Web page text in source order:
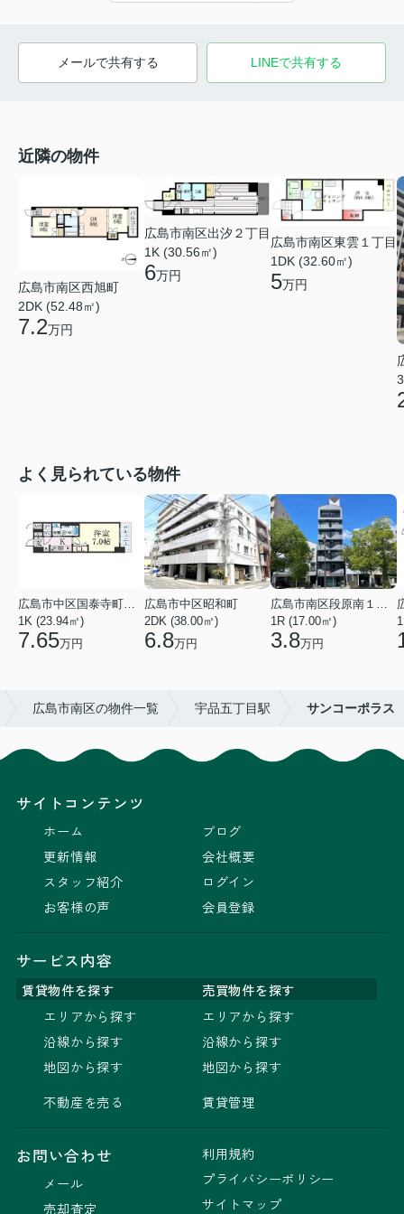
メールで共有する LINEで共有する
近隣の物件
広島市南区西旭町
2DK (52.48㎡)
7.2万円
広島市南区出汐２丁目
1K (30.56㎡)
6万円
広島市南区東雲１丁目
1DK (32.60㎡)
5万円
よく見られている物件
広島市中区国泰寺町２丁目
1K (23.94㎡)
7.65万円
広島市中区昭和町
2DK (38.00㎡)
6.8万円
広島市南区段原南１丁目
1R (17.00㎡)
3.8万円
広島市南区の物件一覧 宇品五丁目駅 サンコーポラス
サイトコンテンツ
ホーム
更新情報
スタッフ紹介
お客様の声
ブログ
会社概要
ログイン
会員登録
サービス内容
賃貸物件を探す
売買物件を探す
エリアから探す
沿線から探す
地図から探す
不動産を売る
エリアから探す
沿線から探す
地図から探す
賃貸管理
お問い合わせ
メール
売却査定
利用規約
プライバシーポリシー
サイトマップ